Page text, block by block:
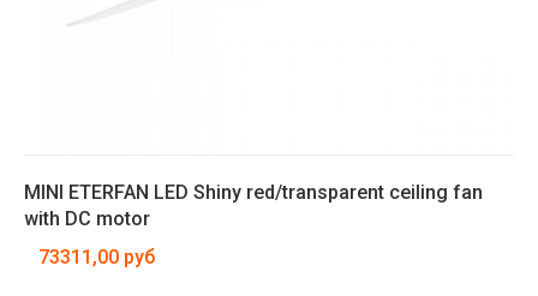
MINI ETERFAN LED Shiny red/transparent ceiling fan
with DC motor
73311,00 руб